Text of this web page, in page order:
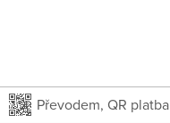
Převodem, QR platba